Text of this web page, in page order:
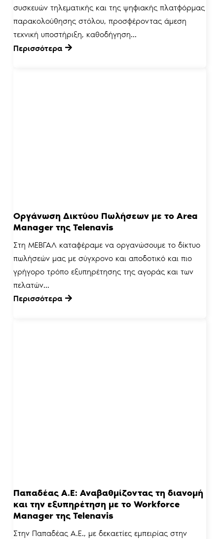
συσκευών τηλεματικής και της ψηφιακής πλατφόρμας
παρακολούθησης στόλου, προσφέροντας άμεση
τεχνική υποστήριξη, καθοδήγηση...
Περισσότερα
Οργάνωση Δικτύου Πωλήσεων με το Area
Manager της Telenavis
Στη ΜΕΒΓΑΛ καταφέραμε να οργανώσουμε το δίκτυο
πωλήσεών μας με σύγχρονο και αποδοτικό και πιο
γρήγορο τρόπο εξυπηρέτησης της αγοράς και των
πελατών...
Περισσότερα
Παπαδέας Α.Ε: Αναβαθμίζοντας τη διανομή
και την εξυπηρέτηση με το Workforce
Manager της Telenavis
Στην Παπαδέας Α.Ε., με δεκαετίες εμπειρίας στην